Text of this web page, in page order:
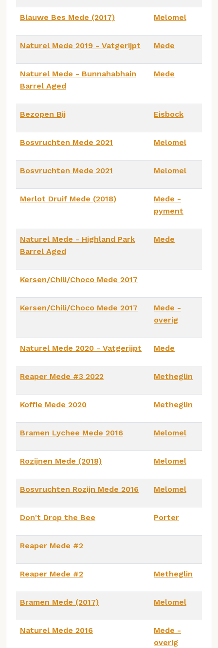
Blauwe Bes Mede (2017) Melomel
Naturel Mede 2019 - Vatgerijpt Mede
Naturel Mede - Bunnahabhain
Barrel Aged
Mede
Bezopen Bij Eisbock
Bosvruchten Mede 2021 Melomel
Bosvruchten Mede 2021 Melomel
Merlot Druif Mede (2018)
Mede -
pyment
Naturel Mede - Highland Park
Barrel Aged
Mede
Kersen/Chili/Choco Mede 2017
Kersen/Chili/Choco Mede 2017
Mede -
overig
Naturel Mede 2020 - Vatgerijpt Mede
Reaper Mede #3 2022 Metheglin
Koffie Mede 2020 Metheglin
Bramen Lychee Mede 2016 Melomel
Rozijnen Mede (2018) Melomel
Bosvruchten Rozijn Mede 2016 Melomel
Don't Drop the Bee Porter
Reaper Mede #2
Reaper Mede #2 Metheglin
Bramen Mede (2017) Melomel
Naturel Mede 2016
Mede -
overig